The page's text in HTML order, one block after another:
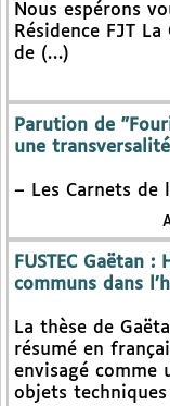
Nous espérons
Résidence FJT
de (…)
Parution de
une
– Les Carnets de
FUSTEC Gaëtan
communs dans
La thèse de
résumé en
envisagé comme
objets